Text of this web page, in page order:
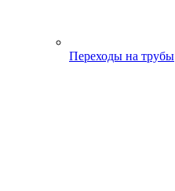
Переходы на трубы